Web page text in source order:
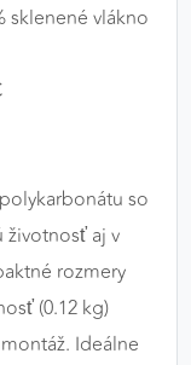
sklenené vlákno
so
životnosť aj v
rozmery
(0.12 kg)
Ideálne